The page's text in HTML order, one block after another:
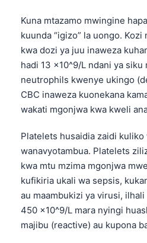
Kuna mtazamo mwingine
kuunda “igizo” la uongo.
kwa dozi ya juu inaweza
hadi 13 x10^9/L ndani ya siku
neutrophils kwenye ukingo
CBC inaweza kuonekana
wakati mgonjwa kwa kweli
Platelets husaidia zaidi
wanavyotambua. Platelets
kwa mtu mzima mgonjwa
kufikiria ukali wa sepsis,
au maambukizi ya virusi,
450 x10^9/L mara nyingi
majibu (reactive) au kupona
Esperanto
Frysk
Ślōnskŏ gŏdka
Norsk bokmål